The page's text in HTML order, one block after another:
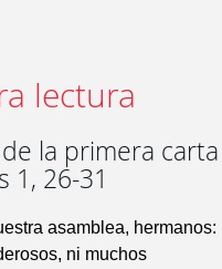
lectura
la primera
1, 26-31
asamblea,
ni muchos